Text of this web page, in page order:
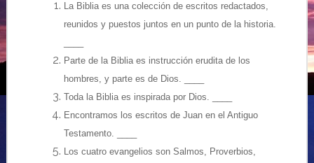
La Biblia es una colección de escritos redactados,
reunidos y puestos juntos en un punto de la historia.
Parte de la Biblia es instrucción erudita de los
hombres, y parte es de Dios. ____
Toda la Biblia es inspirada por Dios. ____
Encontramos los escritos de Juan en el Antiguo
Testamento. ____
Los cuatro evangelios son Salmos, Proverbios,